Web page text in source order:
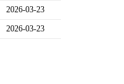
2026-03-23
2026-03-23